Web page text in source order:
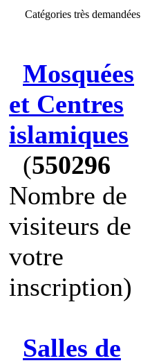
Catégories très demandées
Mosquées
et Centres
islamiques
(550296
Nombre de
visiteurs de
votre
inscription)
Salles de